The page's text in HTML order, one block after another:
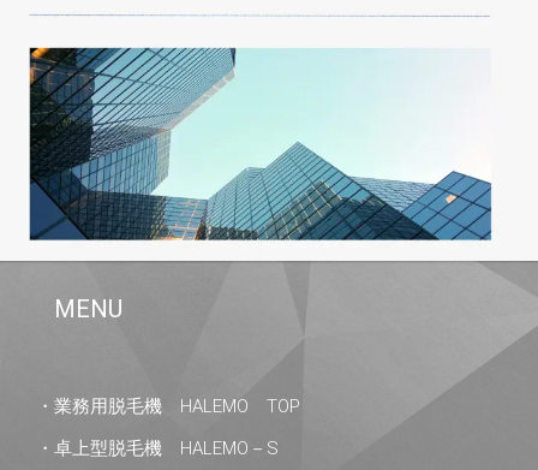
MENU
・業務用脱毛機 HALEMO TOP
・卓上型脱毛機 HALEMO－S